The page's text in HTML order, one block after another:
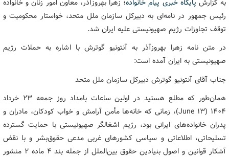
به گزارش پایگاه خبری پیام خانواده؛ زهرا بهروزآذر، معاون امور زنان و خانواده
رئیس جمهور در نامه‌ای به دبیرکل سازمان ملل متحد، خواستار محکومیت و
توقف تجاوزات رژیم صهیونیستی علیه ایران شد.
در متن نامه زهرا بهروزآذر به آنتونیو گوترش با اشاره به حملات رژیم
صهیونیستی به ایران آمده است:
جناب آقای آنتونیو گوترش دبیرکل سازمان ملل متحد
همان‌طور که مطلع هستید در اولین ساعات بامداد روز جمعه ۲۳ خرداد
۱۴۰۴ (13 June)، زمانی که خانه‌ها مأمن آرامش و خواب کودکان، مادران و
پدران خانواده‌های ایرانی بود، رژیم اشغالگر صهیونیستی با حمایت گسترده
تسلیحاتی، اطلاعاتی و سیاسی کشورهای غربی مدعی حقوق‌بشر و با نقض
آشکار قوانین و اصول بنیادین حقوق بین‌الملل از جمله بند ۴ ماده ۲ منشور